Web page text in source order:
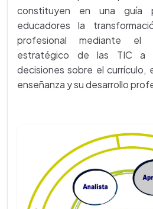
constituyen en una guía
educadores la
profesional mediante
estratégico de las TIC a
decisiones sobre el currículo,
enseñanza y su desarrollo